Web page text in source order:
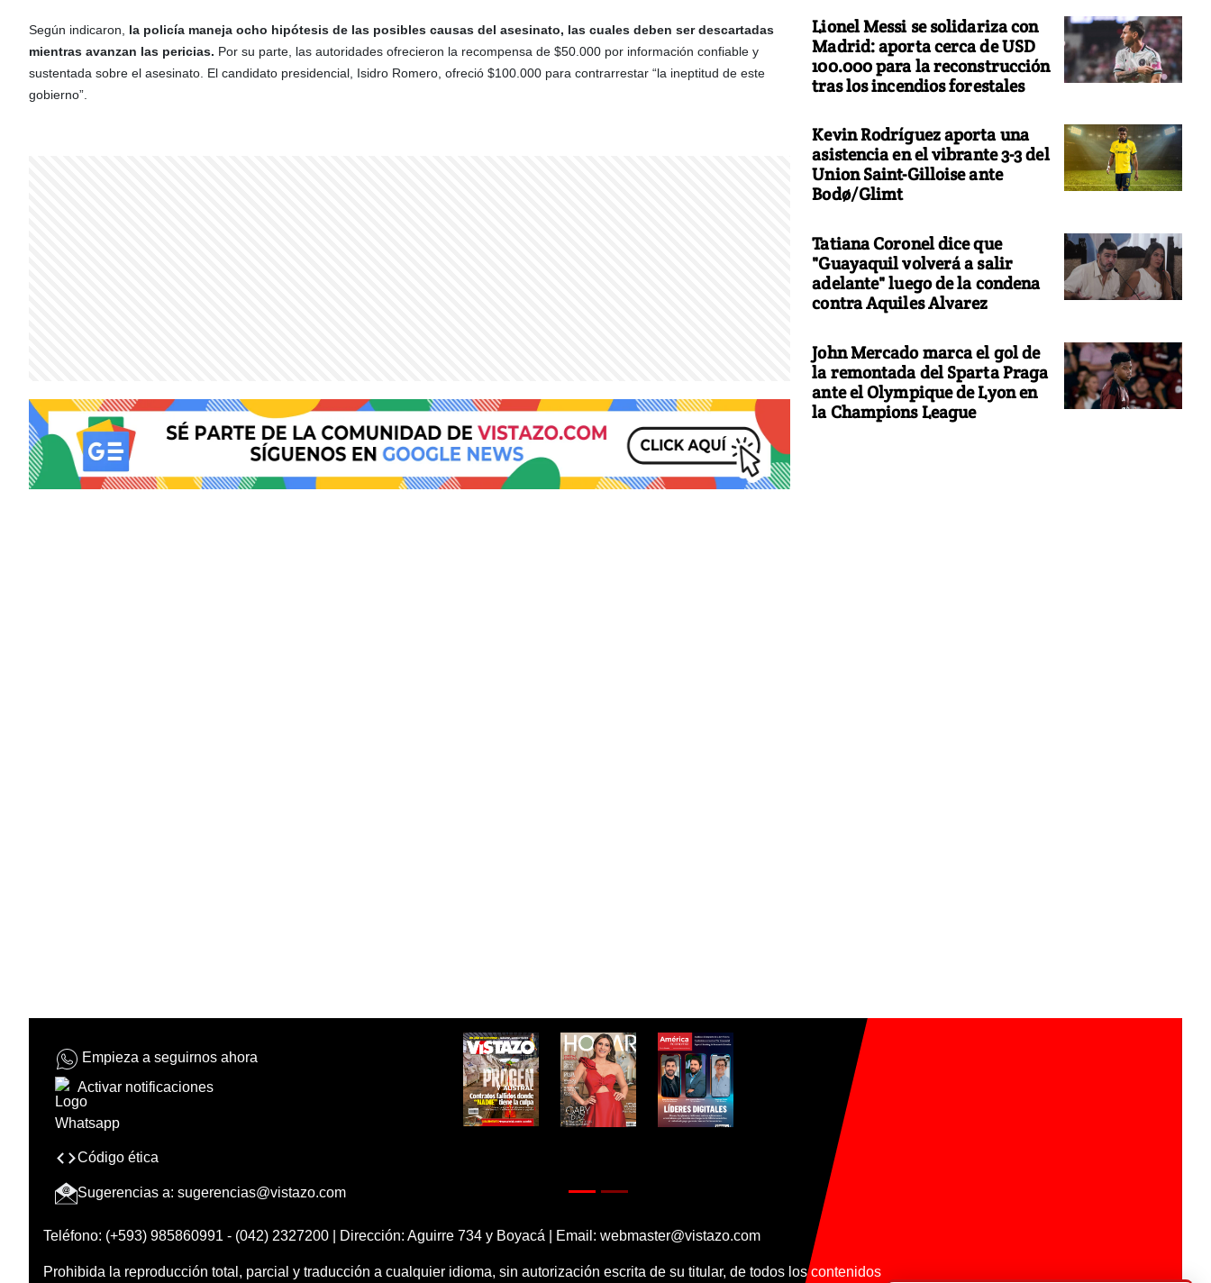
Según indicaron, la policía maneja ocho hipótesis de las posibles causas del asesinato, las cuales deben ser descartadas
mientras avanzan las pericias. Por su parte, las autoridades ofrecieron la recompensa de $50.000 por información confiable y
sustentada sobre el asesinato. El candidato presidencial, Isidro Romero, ofreció $100.000 para contrarrestar “la ineptitud de este
gobierno”.
Lionel Messi se solidariza con
Madrid: aporta cerca de USD
100.000 para la reconstrucción
tras los incendios forestales
Kevin Rodríguez aporta una
asistencia en el vibrante 3-3 del
Union Saint-Gilloise ante
Bodø/Glimt
Tatiana Coronel dice que
"Guayaquil volverá a salir
adelante" luego de la condena
contra Aquiles Alvarez
John Mercado marca el gol de
la remontada del Sparta Praga
ante el Olympique de Lyon en
la Champions League
Empieza a seguirnos ahora
Activar notificaciones
Código ética
Sugerencias a: sugerencias@vistazo.com
Teléfono: (+593) 985860991 - (042) 2327200 | Dirección: Aguirre 734 y Boyacá | Email: webmaster@vistazo.com
Prohibida la reproducción total, parcial y traducción a cualquier idioma, sin autorización escrita de su titular, de todos los contenidos